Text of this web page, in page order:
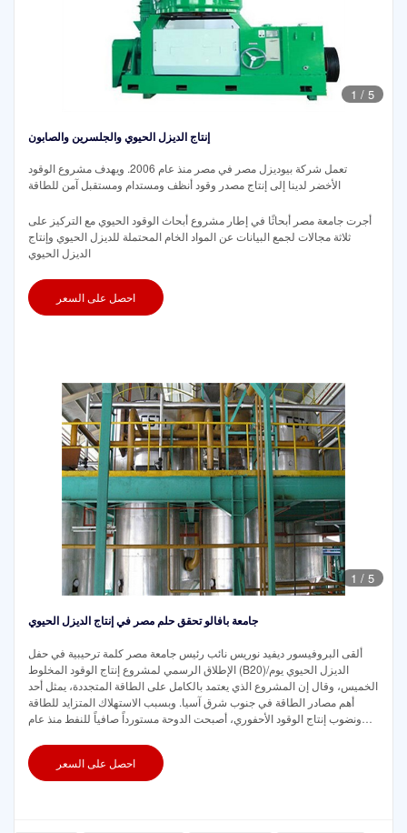
1 / 5
إنتاج الديزل الحيوي والجلسرين والصابون
تعمل شركة بيوديزل مصر في مصر منذ عام 2006. ويهدف مشروع الوقود
الأخضر لدينا إلى إنتاج مصدر وقود أنظف ومستدام ومستقبل آمن للطاقة
أجرت جامعة مصر أبحاثًا في إطار مشروع أبحاث الوقود الحيوي مع التركيز على
ثلاثة مجالات لجمع البيانات عن المواد الخام المحتملة للديزل الحيوي وإنتاج
الديزل الحيوي
احصل على السعر
1 / 5
جامعة بافالو تحقق حلم مصر في إنتاج الديزل الحيوي
ألقى البروفيسور ديفيد نوريس نائب رئيس جامعة مصر كلمة ترحيبية في حفل
الإطلاق الرسمي لمشروع إنتاج الوقود المخلوط (B20)/الديزل الحيوي يوم
الخميس، وقال إن المشروع الذي يعتمد بالكامل على الطاقة المتجددة، يمثل أحد
أهم مصادر الطاقة في جنوب شرق آسيا. وبسبب الاستهلاك المتزايد للطاقة
ونضوب إنتاج الوقود الأحفوري، أصبحت الدوحة مستورداً صافياً للنفط منذ عام
احصل على السعر